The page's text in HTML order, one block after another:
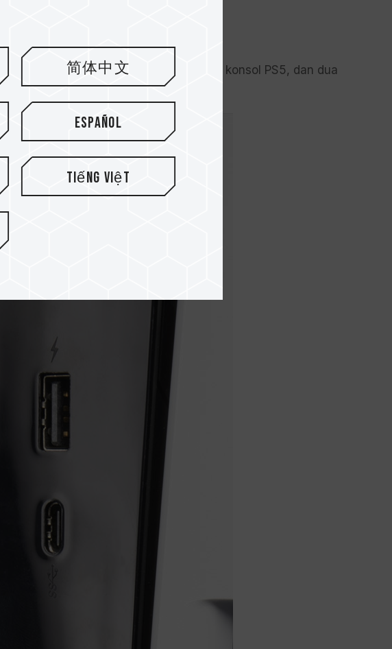
opsi: port USB Type-C di bagian depan konsol PS5, dan dua
简体中文
Español
Tiếng Việt